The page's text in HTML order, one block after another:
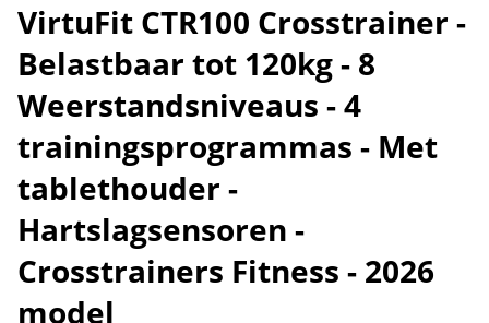
VirtuFit CTR100 Crosstrainer -
Belastbaar tot 120kg - 8
Weerstandsniveaus - 4
trainingsprogrammas - Met
tablethouder -
Hartslagsensoren -
Crosstrainers Fitness - 2026
model